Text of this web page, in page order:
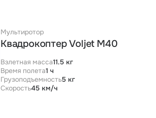
Мультиротор
Квадрокоптер Voljet M40
Взлетная масса11.5 кг
Время полета1 ч
Грузоподъемность5 кг
Скорость45 км/ч